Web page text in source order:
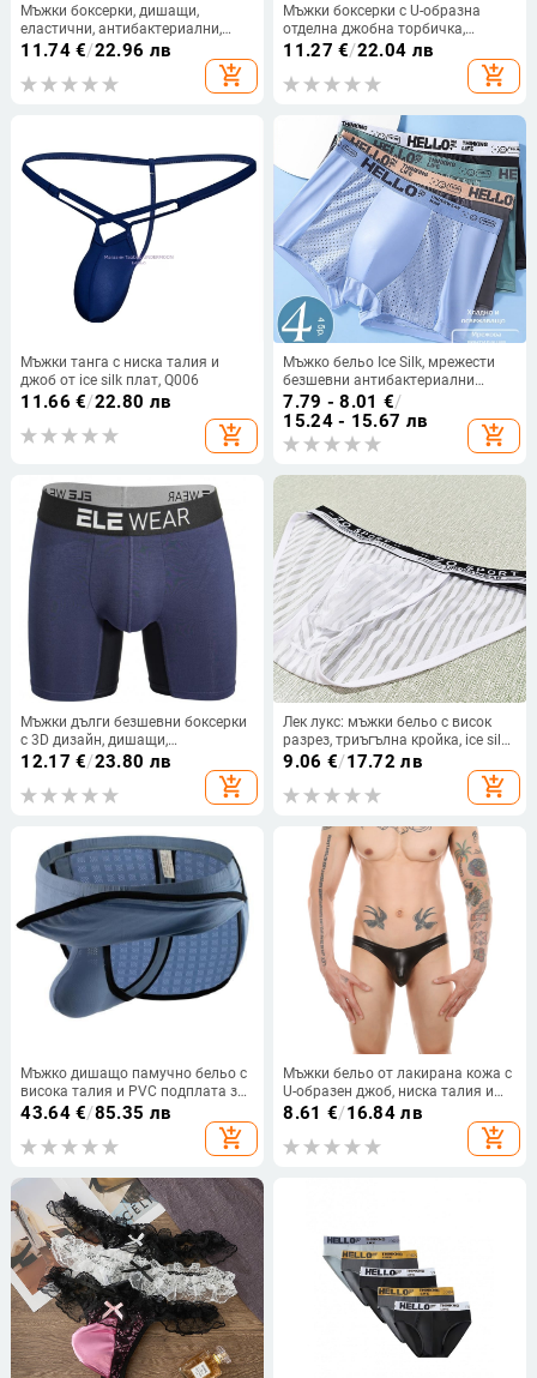
Мъжки боксерки, дишащи,
еластични, антибактериални,
полиестерна материя, памучна
11.74€/22.96 лв
add_shopping_cart
Мъжки боксерки с U-образна
отделна джобна торбичка,
средно висока талия, дишащи,
повдигащи задните части, финно
тъкана вискоза (80–90%)
11.27 €/22.04 лв
add_shopping_cart
Мъжки танга с ниска талия и
джоб от ice silk плат, Q006
11.66 €/22.80 лв
add_shopping_cart
Мъжко бельо Ice Silk, мрежести
безшевни антибактериални
боксерки, младежки спортни
дишащи боксерки, пролетно-
летни, могат да бъдат изпратени
от име
7.79 - 8.01 €/
15.24 - 15.67 лв
add_shopping_cart
Мъжки дълги безшевни боксерки
с 3D дизайн, дишащи,
влагоотводящи и оформящи
12.17 €/23.80 лв
add_shopping_cart
Лек лукс: мъжки бельо с висок
разрез, триъгълна кройка, ice silk
найлон, мека прозираща дантела
9.06 €/17.72 лв
add_shopping_cart
Мъжко дишащо памучно бельо с
висока талия и PVC подплата за
пролетта
43.64€/85.35 лв
add_shopping_cart
Мъжки бельо от лакирана кожа с
U-образен джоб, ниска талия и
триъгълна кройка, секси дизайн
8.61 €/16.84 лв
add_shopping_cart